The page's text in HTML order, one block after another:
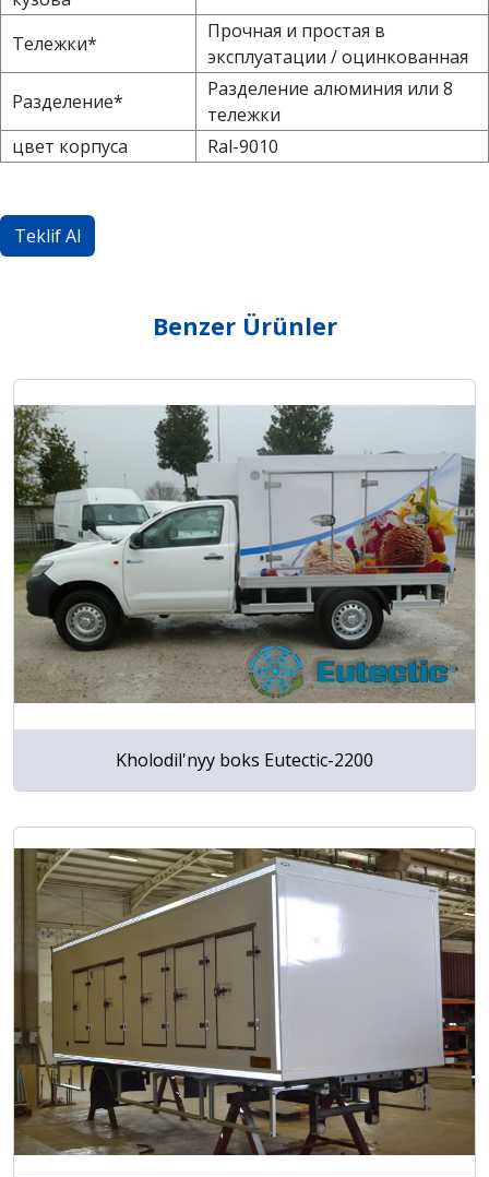
Тележки*
Прочная и простая в
эксплуатации / оцинкованная
Разделение*
Разделение алюминия или 8
тележки
цвет корпуса
Ral-9010
Teklif Al
Benzer Ürünler
Kholodil'nyy boks Eutectic-2200